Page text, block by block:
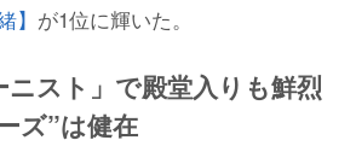
】 が1位に輝いた。
ニスト」で殿堂入りも鮮烈
ズ”は健在